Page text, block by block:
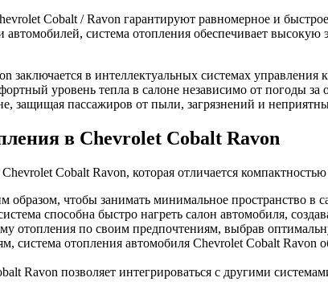
Cobalt / Ravon гарантируют равномерное и
система отопления обеспечивает высокую
в интеллектуальных системах
уровень тепла в салоне независимо от погоды
защищая пассажиров от пыли, загрязнений и
в Chevrolet Cobalt Ravon
Cobalt Ravon, которая отличается
образом, чтобы занимать минимальное пространство
способна быстро нагреть салон автомобиля,
отопления по своим предпочтениям, выбрав
отопления автомобиля Chevrolet Cobalt Ravon
Ravon позволяет интегрироваться с другими